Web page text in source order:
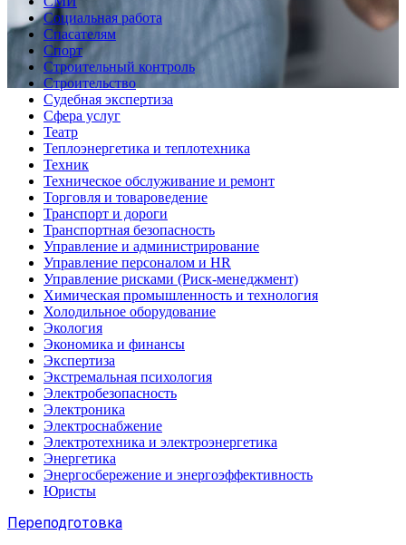
Социальная работа
Спасателям
Спорт
Строительный контроль
Строительство
Судебная экспертиза
Сфера услуг
Театр
Теплоэнергетика и теплотехника
Техник
Техническое обслуживание и ремонт
Торговля и товароведение
Транспорт и дороги
Транспортная безопасность
Управление и администрирование
Управление персоналом и HR
Управление рисками (Риск-менеджмент)
Химическая промышленность и технология
Холодильное оборудование
Экология
Экономика и финансы
Экспертиза
Экстремальная психология
Электробезопасность
Электроника
Электроснабжение
Электротехника и электроэнергетика
Энергетика
Энергосбережение и энергоэффективность
Юристы
Переподготовка